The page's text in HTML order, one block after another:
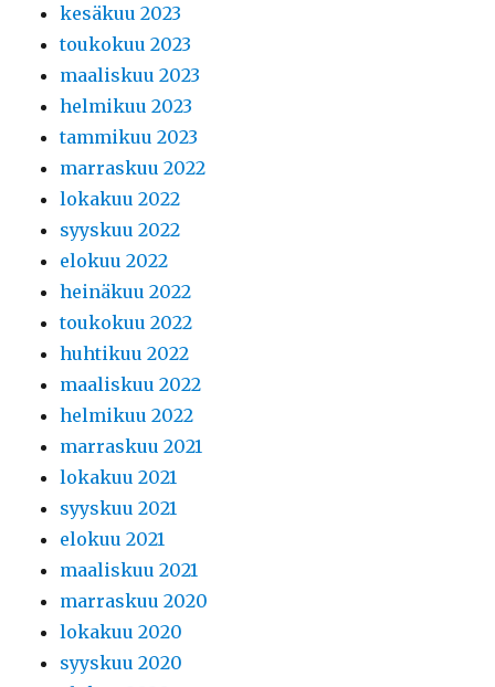
kesäkuu 2023
toukokuu 2023
maaliskuu 2023
helmikuu 2023
tammikuu 2023
marraskuu 2022
lokakuu 2022
syyskuu 2022
elokuu 2022
heinäkuu 2022
toukokuu 2022
huhtikuu 2022
maaliskuu 2022
helmikuu 2022
marraskuu 2021
lokakuu 2021
syyskuu 2021
elokuu 2021
maaliskuu 2021
marraskuu 2020
lokakuu 2020
syyskuu 2020